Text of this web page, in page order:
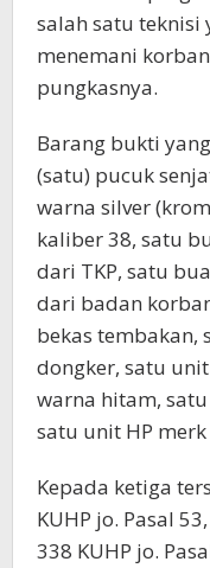
salah satu teknisi
menemani
pungkasnya.
Barang bukti
(satu) pucuk
warna silver
kaliber 38, satu
dari TKP, satu
dari badan
bekas
dongker, satu
warna hitam,
satu unit HP
Kepada ketiga
KUHP jo. Pasal
338 KUHP jo.